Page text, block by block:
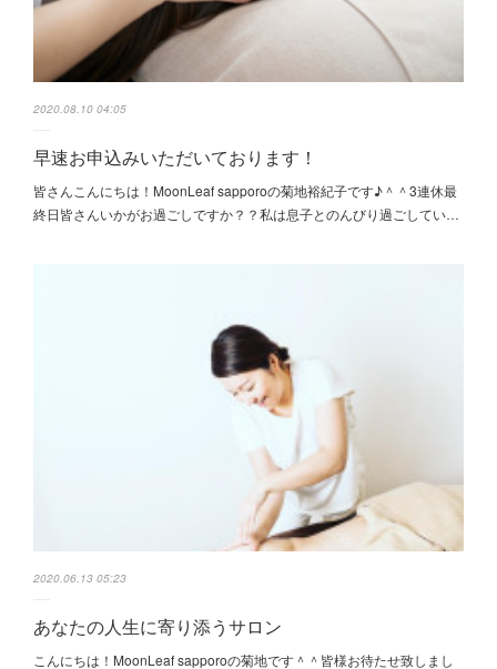
2020.08.10 04:05
早速お申込みいただいております！
皆さんこんにちは！MoonLeaf sapporoの菊地裕紀子です♪＾＾3連休最
終日皆さんいかがお過ごしですか？？私は息子とのんびり過ごしてい…
2020.06.13 05:23
あなたの人生に寄り添うサロン
こんにちは！MoonLeaf sapporoの菊地です＾＾皆様お待たせ致しまし